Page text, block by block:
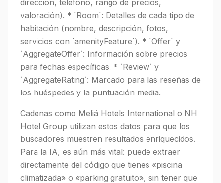
dirección, teléfono, rango de precios,
valoración). * `Room`: Detalles de cada tipo de
habitación (nombre, descripción, fotos,
servicios con `amenityFeature`). * `Offer` y
`AggregateOffer`: Información sobre precios
para fechas específicas. * `Review` y
`AggregateRating`: Marcado para las reseñas de
los huéspedes y la puntuación media.
Cadenas como Meliá Hotels International o NH
Hotel Group utilizan estos datos para que los
buscadores muestren resultados enriquecidos.
Para la IA, es aún más vital: puede extraer
directamente del código que tienes «piscina
climatizada» o «parking gratuito», sin tener que